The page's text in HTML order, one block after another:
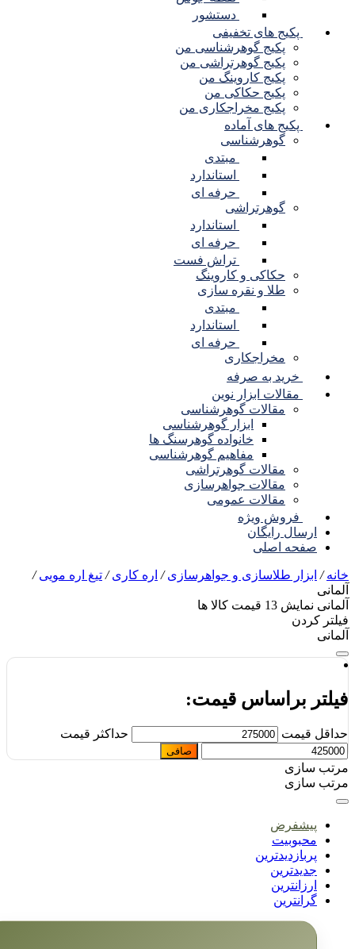
دستشور
پکیج های تخفیفی
پکیج گوهرشناسی من
پکیج گوهرتراشی من
پکیج کاروینگ من
پکیج حکاکی من
پکیج مخراجکاری من
پکیج های آماده
گوهرشناسی
مبتدی
استاندارد
حرفه ای
گوهرتراشی
استاندارد
حرفه ای
تراش فست
حکاکی و کاروینگ
طلا و نقره سازی
مبتدی
استاندارد
حرفه ای
مخراجکاری
خرید به صرفه
مقالات ابزار نوین
مقالات گوهرشناسی
ابزار گوهرشناسی
خانواده گوهرسنگ ها
مفاهیم گوهرشناسی
مقالات گوهرتراشی
مقالات جواهرسازی
مقالات عمومی
فروش ویژه
ارسال رایگان
صفحه اصلی
/ابزار طلاسازی و جواهرسازی/اره کاری /تیغ اره مویی/
نمایش 13 قیمت کالا ها
کردن
براساس قیمت:
قیمت حداكثر قيمت
صافی
سازی
سازی
پیشفرض
محبوبیت
پربازدیدترین
جدیدترین
ارزانترین
گرانترین